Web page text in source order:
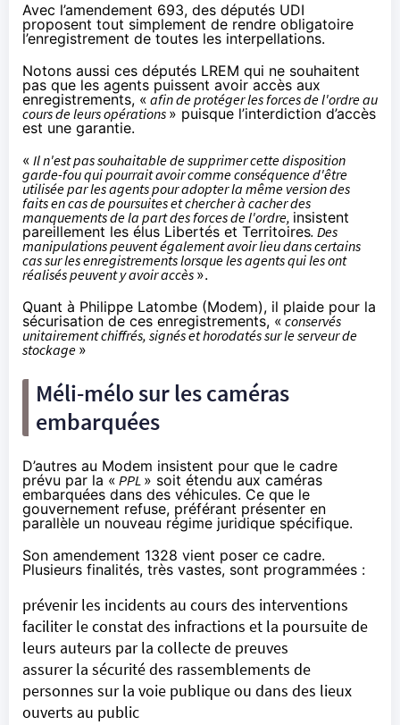
Avec l’amendement 693, des députés UDI
proposent tout simplement de rendre obligatoire
l’enregistrement de toutes les interpellations.
Notons aussi ces députés LREM qui ne souhaitent
pas que les agents puissent avoir accès aux
enregistrements, « afin de protéger les forces de l'ordre au
cours de leurs opérations » puisque l’interdiction d’accès
est une garantie.
« Il n'est pas souhaitable de supprimer cette disposition
garde-fou qui pourrait avoir comme conséquence d'être
utilisée par les agents pour adopter la même version des
faits en cas de poursuites et chercher à cacher des
manquements de la part des forces de l'ordre, insistent
pareillement les élus Libertés et Territoires. Des
manipulations peuvent également avoir lieu dans certains
cas sur les enregistrements lorsque les agents qui les ont
réalisés peuvent y avoir accès ».
Quant à Philippe Latombe (Modem), il plaide pour la
sécurisation de ces enregistrements, «conservés
unitairement chiffrés, signés et horodatés sur le serveur de
stockage »
Méli-mélo sur les caméras
embarquées
D’autres au Modem insistent pour que le cadre
prévu par la « PPL » soit étendu aux caméras
embarquées dans des véhicules. Ce que le
gouvernement refuse, préférant présenter en
parallèle un nouveau régime juridique spécifique.
Son amendement 1328 vient poser ce cadre.
Plusieurs finalités, très vastes, sont programmées :
prévenir les incidents au cours des interventions
faciliter le constat des infractions et la poursuite de
leurs auteurs par la collecte de preuves
assurer la sécurité des rassemblements de
personnes sur la voie publique ou dans des lieux
ouverts au public